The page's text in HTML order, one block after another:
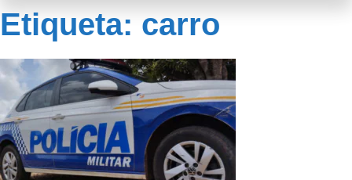
Etiqueta: carro